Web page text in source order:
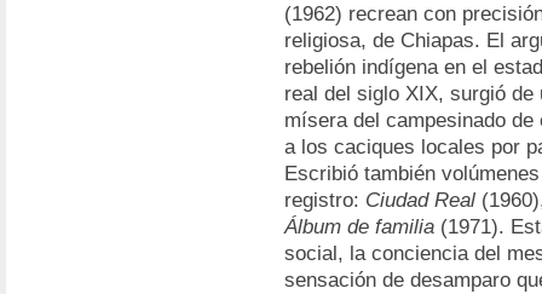
(1962) recrean con
religiosa, de Chiapas. El
rebelión indígena en el
real del siglo XIX, surgió
mísera del campesinado
a los caciques locales por
Escribió también
registro: Ciudad Real
Álbum de familia (1971).
social, la conciencia del
sensación de desamparo